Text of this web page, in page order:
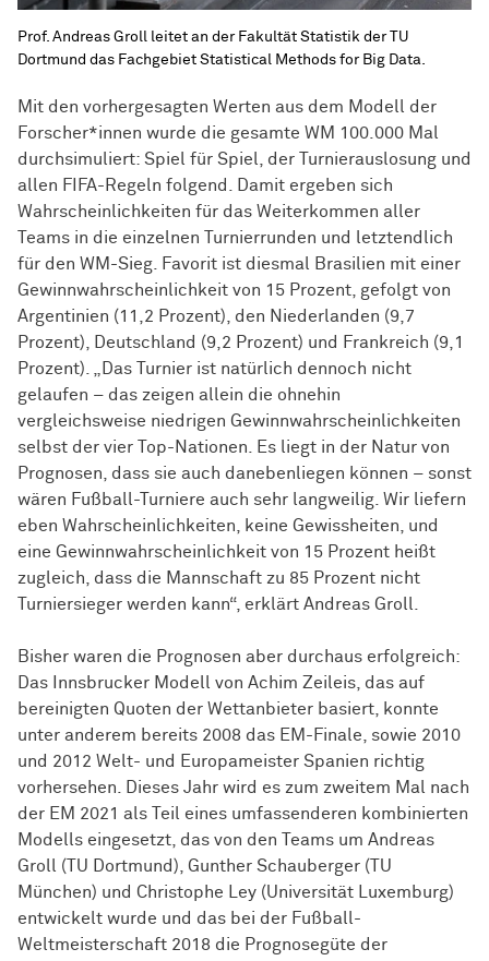
Mit den vorhergesagten Werten aus dem Modell der
Forscher*innen wurde die gesamte WM 100.000 Mal
durchsimuliert: Spiel für Spiel, der Turnierauslosung und
allen FIFA-Regeln folgend. Damit ergeben sich
Wahrscheinlichkeiten für das Weiterkommen aller
Teams in die einzelnen Turnierrunden und letztendlich
für den WM-Sieg. Favorit ist diesmal Brasilien mit einer
Gewinnwahrscheinlichkeit von 15 Prozent, gefolgt von
Argentinien (11,2 Prozent), den Niederlanden (9,7
Prozent), Deutschland (9,2 Prozent) und Frankreich (9,1
Prozent). „Das Turnier ist natürlich dennoch nicht
gelaufen – das zeigen allein die ohnehin
vergleichsweise niedrigen Gewinnwahrscheinlichkeiten
selbst der vier Top-Nationen. Es liegt in der Natur von
Prognosen, dass sie auch danebenliegen können – sonst
wären Fußball-Turniere auch sehr langweilig. Wir liefern
eben Wahrscheinlichkeiten, keine Gewissheiten, und
eine Gewinnwahrscheinlichkeit von 15 Prozent heißt
zugleich, dass die Mannschaft zu 85 Prozent nicht
Turniersieger werden kann“, erklärt Andreas Groll.
Prof. Andreas Groll leitet an der Fakultät Statistik der TU
Dortmund das Fachgebiet Statistical Methods for Big Data.
Bisher waren die Prognosen aber durchaus erfolgreich:
Das Innsbrucker Modell von Achim Zeileis, das auf
bereinigten Quoten der Wettanbieter basiert, konnte
unter anderem bereits 2008 das EM-Finale, sowie 2010
und 2012 Welt- und Europameister Spanien richtig
vorhersehen. Dieses Jahr wird es zum zweitem Mal nach
der EM 2021 als Teil eines umfassenderen kombinierten
Modells eingesetzt, das von den Teams um Andreas
Groll (TU Dortmund), Gunther Schauberger (TU
München) und Christophe Ley (Universität Luxemburg)
entwickelt wurde und das bei der Fußball-
Weltmeisterschaft 2018 die Prognosegüte der